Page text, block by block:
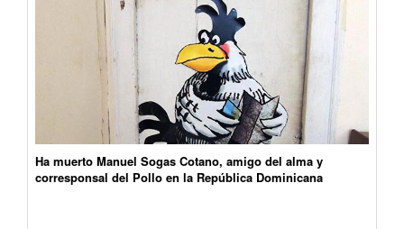
Ha muerto Manuel Sogas Cotano, amigo del alma y
corresponsal del Pollo en la República Dominicana